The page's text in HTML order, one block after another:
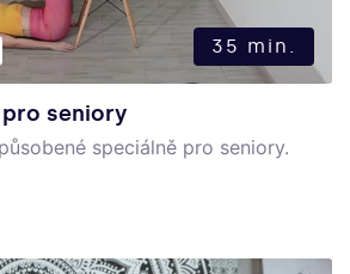
35 min.
seniory
speciálně pro seniory.